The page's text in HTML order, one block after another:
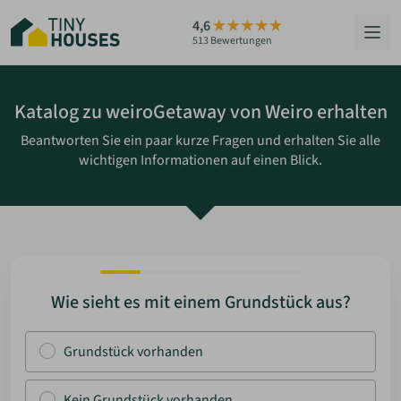
Hauptinhalt
springen
4,6
513 Bewertungen
HÄUSER
BERATUNG
ZUM HAUS-FINDER
Katalog zu weiroGetaway von Weiro erhalten
Beantworten Sie ein paar kurze Fragen und erhalten Sie alle
wichtigen Informationen auf einen Blick.
Wie sieht es mit einem Grundstück aus?
Grundstück vorhanden